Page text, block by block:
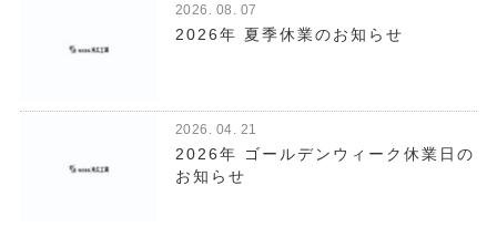
2026. 08. 07
2026年 夏季休業のお知らせ
2026. 04. 21
2026年 ゴールデンウィーク休業日の
お知らせ